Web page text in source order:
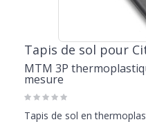
Tapis de sol pour
MTM 3P
mesure
Tapis de sol en